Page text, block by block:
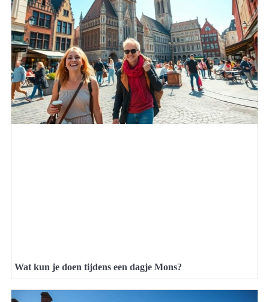
Wat kun je doen tijdens een dagje Mons?